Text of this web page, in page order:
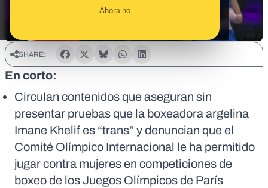
Ahora no
SHARE:
En corto:
Circulan contenidos que aseguran sin
presentar pruebas que la boxeadora argelina
Imane Khelif es “trans” y denuncian que el
Comité Olímpico Internacional le ha permitido
jugar contra mujeres en competiciones de
boxeo de los Juegos Olímpicos de París